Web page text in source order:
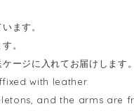
ます。
。
ージに入れてお届けします。
with leather.
and the arms are